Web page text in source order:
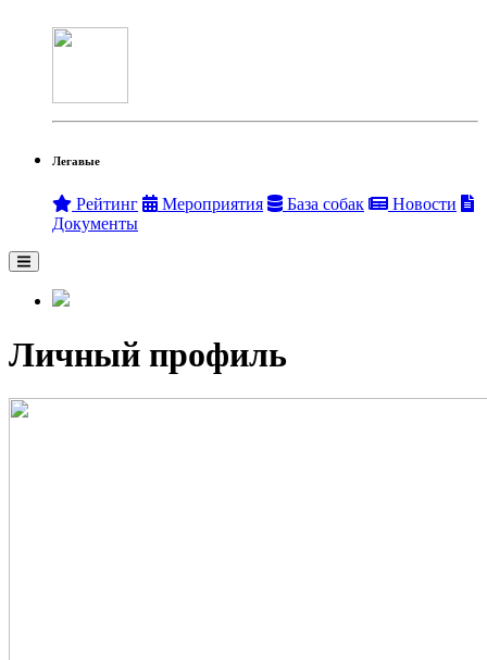
Легавые
Рейтинг Мероприятия База собак
Новости
Документы
Личный профиль